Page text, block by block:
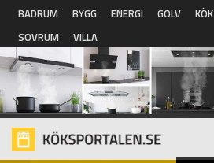
Hoppa till huvudinnehåll
BADRUM BYGG ENERGI GOLV KÖK
SOVRUM
VILLA